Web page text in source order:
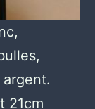
21cm